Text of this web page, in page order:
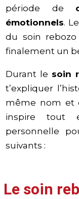
période de
émotionnels.
du soin
finalement un
Durant le soin
t’expliquer
même nom et
inspire tout
personnelle
suivants :
Le soin